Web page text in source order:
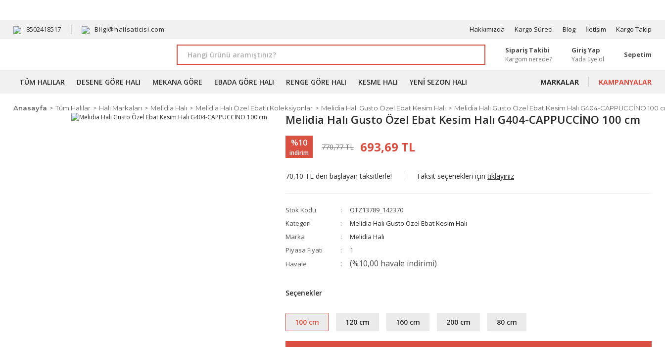
8502418517 Bilgi@halisaticisi.com Hakkımızda Kargo Süreci Blog İletişim Kargo Takip
Sipariş Takibi
Kargom nerede?
Giriş Yap
Yada üye ol
Sepetim
TÜM HALILAR DESENE GÖRE HALI MEKANA GÖRE EBADA GÖRE HALI RENGE GÖRE HALI KESME HALI YENI SEZON HALI MARKALAR KAMPANYALAR
Anasayfa Tüm Halılar Halı Markaları Melidia Halı Melidia Halı Özel Ebatlı Koleksiyonlar Melidia Halı Gusto Özel Ebat Kesim Halı Melidia Halı Gusto Özel Ebat Kesim Halı G404-CAPPUCCİNO 100
Melidia Halı Gusto Özel Ebat Kesim Halı G404-CAPPUCCİNO 100 cm
%10
indirim
770,77 TL 693,69 TL
70,10 TL den başlayan taksitlerle! Taksit seçenekleri içintıklayınız
Stok Kodu
QTZ13789_142370
Kategori
Melidia Halı Gusto Özel Ebat Kesim Halı
Marka
Melidia Halı
Piyasa Fiyatı
1
Havale
(%10,00 havale indirimi)
Seçenekler
100 cm 120 cm 160 cm 200 cm 80 cm